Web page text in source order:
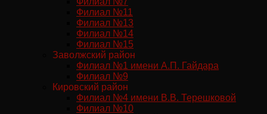
Филиал №11
Филиал №13
Филиал №14
Филиал №15
Заволжский район
Филиал №1 имени А.П. Гайдара
Филиал №9
Кировский район
Филиал №4 имени В.В. Терешковой
Филиал №10